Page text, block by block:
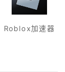
Roblox加速器